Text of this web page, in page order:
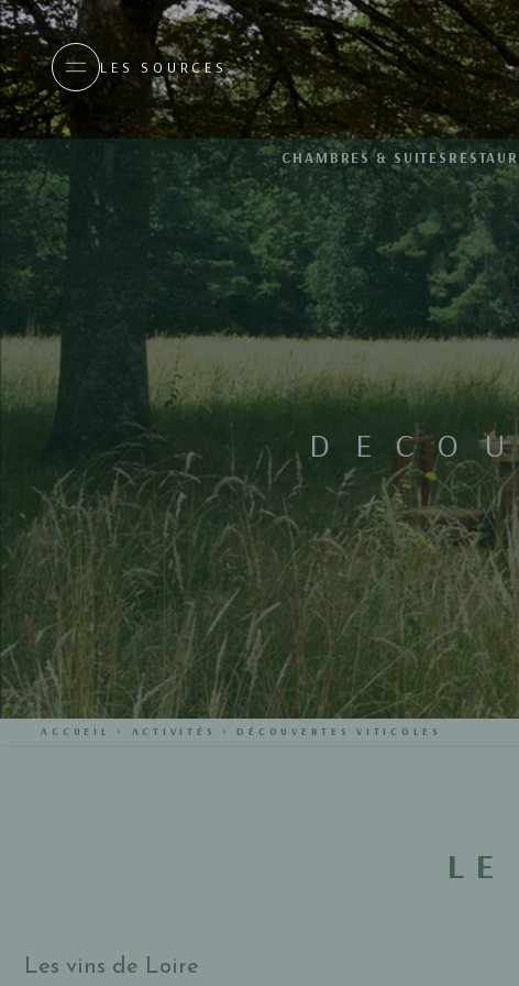
LES SOURCES
CHAMBRES & SUITES
ACCUEIL > ACTIVITÉS > DÉCOUVERTES VITICOLES
Les vins de Loire